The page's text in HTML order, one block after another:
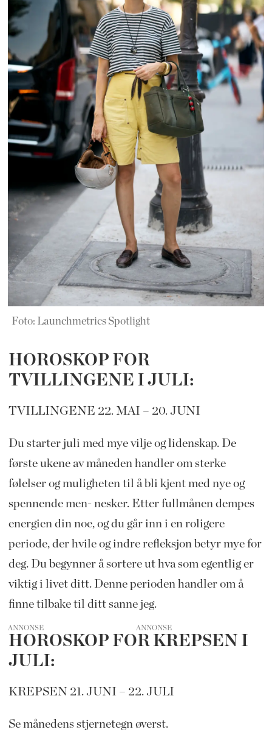
Foto: Launchmetrics Spotlight
HOROSKOP FOR
TVILLINGENE I JULI:
TVILLINGENE 22. MAI – 20. JUNI
Du starter juli med mye vilje og lidenskap. De
første ukene av måneden handler om sterke
følelser og muligheten til å bli kjent med nye og
spennende men- nesker. Etter fullmånen dempes
energien din noe, og du går inn i en roligere
periode, der hvile og indre refleksjon betyr mye for
deg. Du begynner å sortere ut hva som egentlig er
viktig i livet ditt. Denne perioden handler om å
finne tilbake til ditt sanne jeg.
ANNONSE
HOROSKOP FOR KREPSEN I
JULI:
KREPSEN 21. JUNI – 22. JULI
Se månedens stjernetegn øverst.